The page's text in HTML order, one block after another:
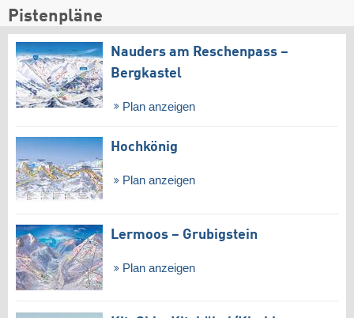
Pistenpläne
Nauders am Reschenpass –
Bergkastel
Plan anzeigen
Hochkönig
Plan anzeigen
Lermoos – Grubigstein
Plan anzeigen